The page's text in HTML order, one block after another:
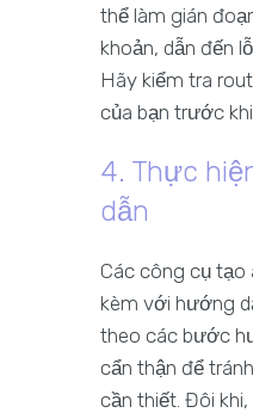
thể làm gián
khoản, dẫn đến
Hãy kiểm tra
của bạn trước
4. Thực
dẫn
Các công cụ
kèm với hướng
theo các bước
cẩn thận để
cần thiết. Đôi